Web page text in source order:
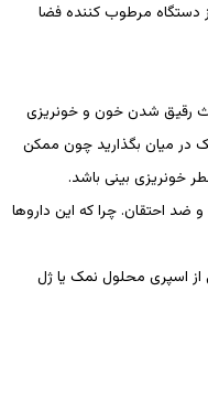
دستگاه مرطوب کننده فضا
رقیق شدن خون و خونریزی
در میان بگذارید چون ممکن
خونریزی بینی باشد.
احتقان. چرا که این داروها
اسپری محلول نمک یا ژل